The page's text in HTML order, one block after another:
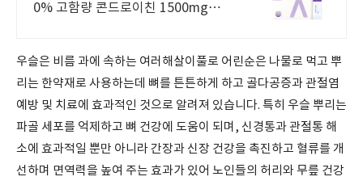
0% 고함량 콘드로이친 1500mg으로
우슬은 비름 과에 속하는 여러해살이풀로 어린순은 나물로 먹고 뿌
리는 한약재로 사용하는데 뼈를 튼튼하게 하고 골다공증과 관절염
예방 및 치료에 효과적인 것으로 알려져 있습니다. 특히 우슬 뿌리는
파골 세포를 억제하고 뼈 건강에 도움이 되며, 신경통과 관절통 해
소에 효과적일 뿐만 아니라 간장과 신장 건강을 촉진하고 혈류를 개
선하며 면역력을 높여 주는 효과가 있어 노인들의 허리와 무릎 건강